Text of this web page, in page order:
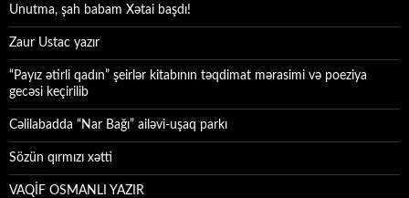
Unutma, şah babam Xətai başdı!
Zaur Ustac yazır
“Payız ətirli qadın” şeirlər kitabının təqdimat mərasimi və poeziya
gecəsi keçirilib
Cəlilabadda “Nar Bağı” ailəvi-uşaq parkı
Sözün qırmızı xətti
VAQİF OSMANLI YAZIR